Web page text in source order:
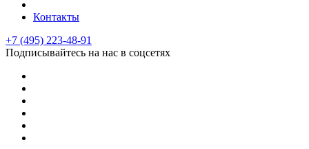
Контакты
+7 (495) 223-48-91
Подписывайтесь на нас в соцсетях